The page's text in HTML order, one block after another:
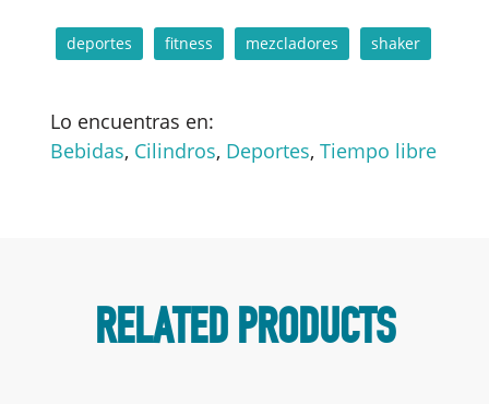
deportes fitness mezcladores shaker
Lo encuentras en:
Bebidas, Cilindros, Deportes, Tiempo libre
RELATED PRODUCTS